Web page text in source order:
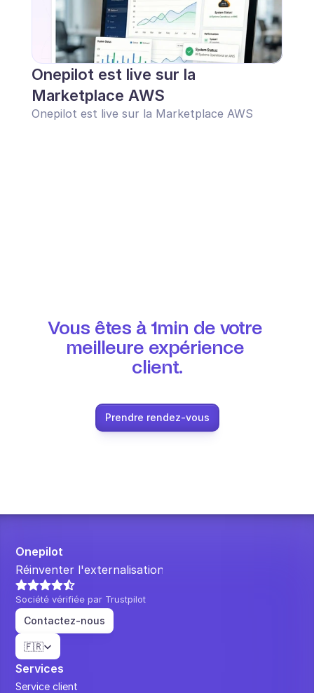
Onepilot est live sur la
Marketplace AWS
Onepilot est live sur la Marketplace AWS
Vous êtes à 1min de votre
meilleure expérience
client.
Prendre rendez-vous
Onepilot
Réinventer l'externalisation.
Société vérifiée par Trustpilot
Contactez-nous
Select Language
🇫🇷
Services
Service client